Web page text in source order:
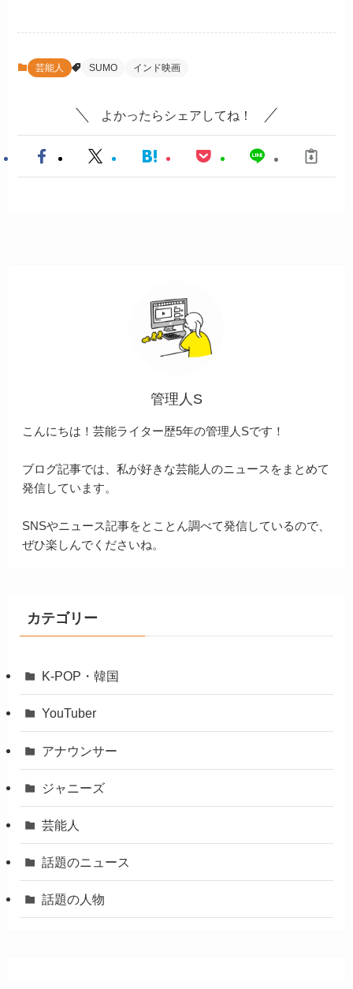
芸能人 SUMO インド映画
よかったらシェアしてね！
管理人S
こんにちは！芸能ライター歴5年の管理人Sです！
ブログ記事では、私が好きな芸能人のニュースをまとめて
発信しています。
SNSやニュース記事をとことん調べて発信しているので、
ぜひ楽しんでくださいね。
カテゴリー
K-POP・韓国
YouTuber
アナウンサー
ジャニーズ
芸能人
話題のニュース
話題の人物